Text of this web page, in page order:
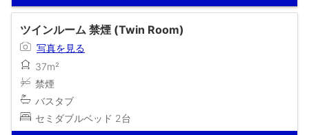
ツインルーム 禁煙 (Twin Room)
写真を見る
37m²
禁煙
バスタブ
セミダブルベッド 2台